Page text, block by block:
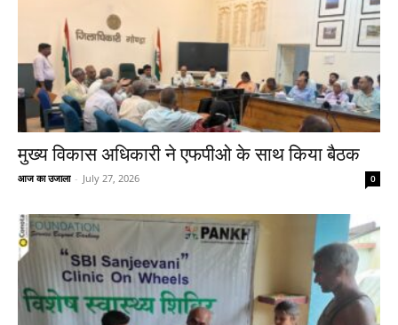
मुख्य विकास अधिकारी ने एफपीओ के साथ किया बैठक
आज का उजाला - July 27, 2026 0